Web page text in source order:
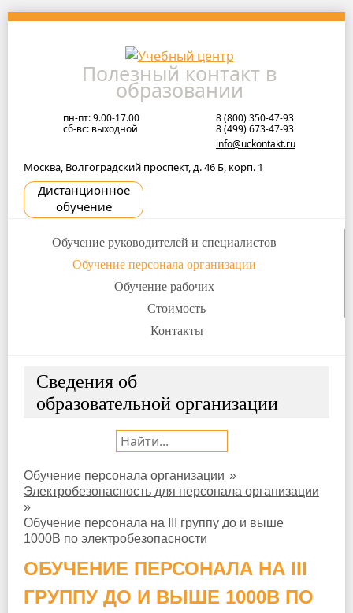
Skip
Полезный контакт в
образовании
пн-пт: 9.00-17.00
сб-вс: выходной
8 (800) 350-47-93
8 (499) 673-47-93
info@uckontakt.ru
Москва, Волгоградский проспект, д. 46 Б, корп. 1
Дистанционное
обучение
Обучение руководителей и специалистов
Обучение персонала организации
Обучение рабочих
Стоимость
Контакты
Сведения об
образовательной организации
Поиск:
Обучение персонала организации »
Электробезопасность для персонала организации
»
Обучение персонала на III группу до и выше
1000В по электробезопасности
ОБУЧЕНИЕ ПЕРСОНАЛА НА III
ГРУППУ ДО И ВЫШЕ 1000В ПО